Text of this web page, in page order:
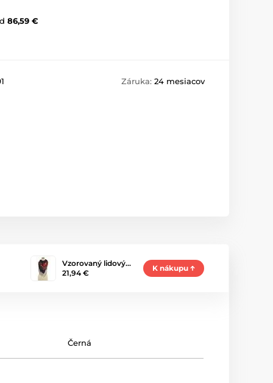
86,59 €
Záruka: 24 mesiacov
Vzorovaný lidový…
21,94 €
K nákupu
Černá